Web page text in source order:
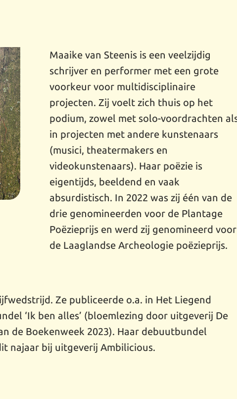
Maaike van Steenis is een veelzijdig
schrijver en performer met een grote
voorkeur voor multidisciplinaire
projecten. Zij voelt zich thuis op het
podium, zowel met solo-voordrachten
in projecten met andere kunstenaars
(musici, theatermakers en
videokunstenaars). Haar poëzie is
eigentijds, beeldend en vaak
absurdistisch. In 2022 was zij één van de
drie genomineerden voor de Plantage
Poëzieprijs en werd zij genomineerd voor
de Laaglandse Archeologie poëzieprijs.
Ze publiceerde o.a. in Het Liegend
‘Ik ben alles’ (bloemlezing door uitgeverij De
de Boekenweek 2023). Haar debuutbundel
najaar bij uitgeverij Ambilicious.